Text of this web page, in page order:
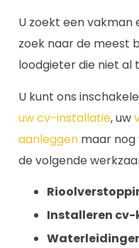
U zoekt een
zoek naar de meest
loodgieter die niet al
U kunt ons
uw cv-installatie, uw
aanleggen maar nog
de volgende
Installeren cv-